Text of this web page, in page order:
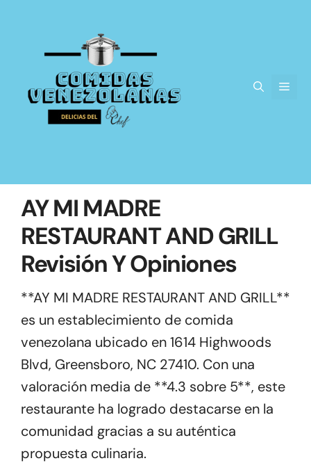
contenido
AY MI MADRE
RESTAURANT AND GRILL
Revisión Y Opiniones
**AY MI MADRE RESTAURANT AND GRILL**
es un establecimiento de comida
venezolana ubicado en 1614 Highwoods
Blvd, Greensboro, NC 27410. Con una
valoración media de **4.3 sobre 5**, este
restaurante ha logrado destacarse en la
comunidad gracias a su auténtica
propuesta culinaria.